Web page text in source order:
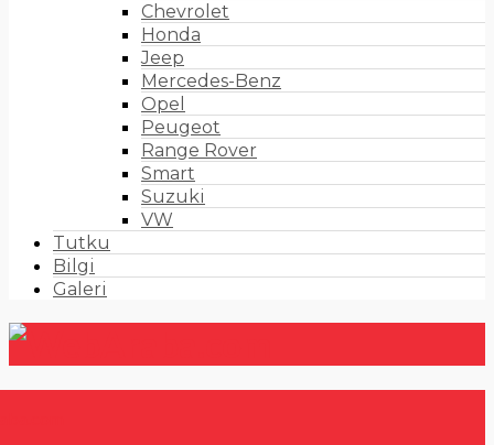
Chevrolet
Honda
Jeep
Mercedes-Benz
Opel
Peugeot
Range Rover
Smart
Suzuki
VW
Tutku
Bilgi
Galeri